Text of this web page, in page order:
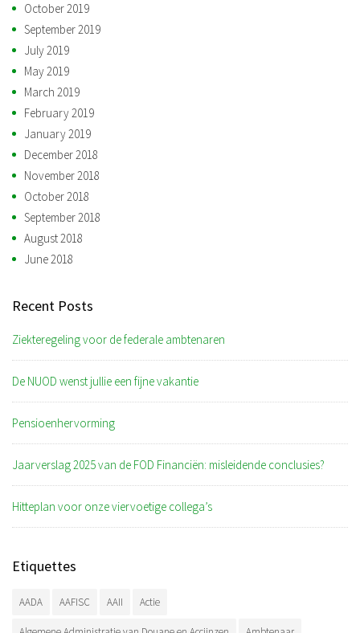
October 2019
September 2019
July 2019
May 2019
March 2019
February 2019
January 2019
December 2018
November 2018
October 2018
September 2018
August 2018
June 2018
Recent Posts
Ziekteregeling voor de federale ambtenaren
De NUOD wenst jullie een fijne vakantie
Pensioenhervorming
Jaarverslag 2025 van de FOD Financiën: misleidende conclusies?
Hitteplan voor onze viervoetige collega’s
Etiquettes
AADA AAFISC AAII Actie